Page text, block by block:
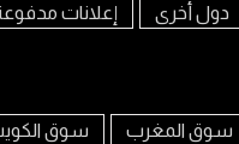
دول أخرى إعلانات
سوق المغرب سوق